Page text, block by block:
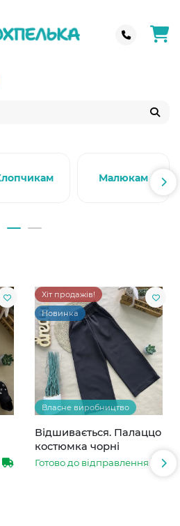
Малюкам
Хіт продажів!
Новинка
Власне виробництво
Відшивається. Палаццо
костюмка чорні
Готово до відправлення